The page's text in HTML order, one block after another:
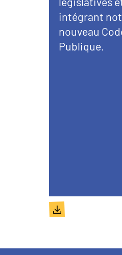
intégrant
nouveau
Publique.
Document